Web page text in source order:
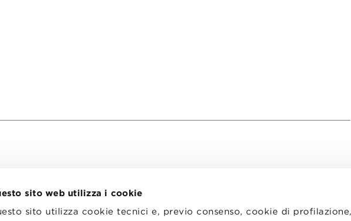
sito web utilizza i cookie
sito utilizza cookie tecnici e, previo consenso, cookie di